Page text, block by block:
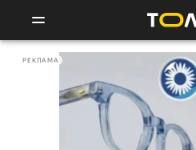
РЕКЛАМА